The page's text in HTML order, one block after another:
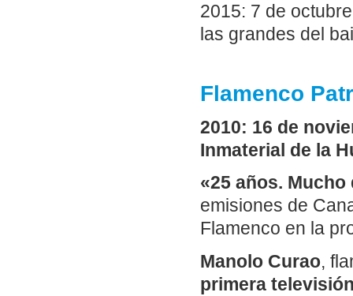
2015: 7 de
las grandes del
Flamenco
2010: 16 de
Inmaterial de la
«25 años.
emisiones de
Flamenco en la
Manolo Curao,
primera